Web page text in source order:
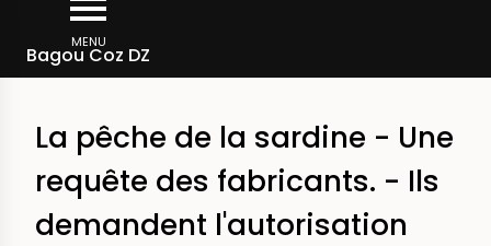
contenu
MENU
Bagou Coz DZ
d'Ariane
Rechercher dans la presse
La pêche de la sardine - Une
requête des fabricants. - Ils
demandent l'autorisation